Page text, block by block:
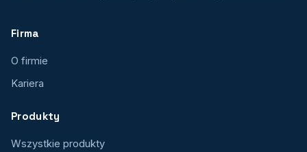
Firma
O firmie
Kariera
Produkty
Wszystkie produkty